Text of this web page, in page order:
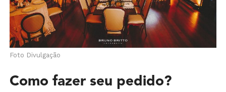
Foto Divulgação
Como fazer seu pedido?